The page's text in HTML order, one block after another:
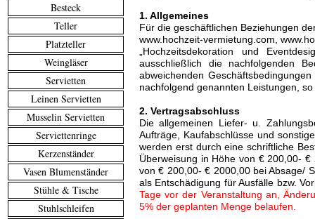
Besteck
Teller
Platzteller
Weingläser
Servietten
Leinen Servietten
Musselin Servietten
Serviettenringe
Kerzenständer
Vasen Blumenständer
Stühle & Tische
Stuhlschleifen
1. Allgemeines
Für die geschäftlichen Beziehungen
www.hochzeit-vermietung.com,
„Hochzeitsdekoration und
ausschließlich die nachfolgenden
abweichenden
nachfolgend genannten Leistungen,
2. Vertragsabschluss
Die allgemeinen Liefer- u.
Aufträge, Kaufabschlüsse und
werden erst durch eine schriftliche
Überweisung in Höhe von € 200,00-
von € 200,00- € 2000,00 bei Absage/
als Entschädigung für Ausfälle bzw.
Tage vor der Veranstaltung an,
5% der geplanten Menge belaufen.